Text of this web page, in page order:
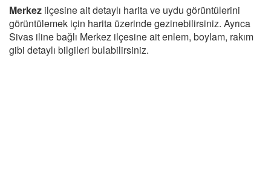
Merkez ilçesine ait detaylı harita ve uydu görüntülerini
görüntülemek için harita üzerinde gezinebilirsiniz. Ayrıca
Sivas iline bağlı Merkez ilçesine ait enlem, boylam, rakım
gibi detaylı bilgileri bulabilirsiniz.